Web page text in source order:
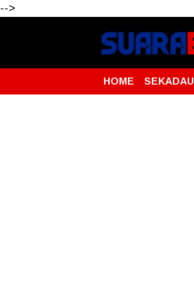
-->
HOME SEKADAU